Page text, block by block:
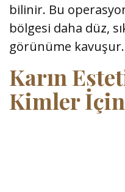
bilinir. Bu
bölgesi daha düz,
görünüme kavuşur.
Karın
Kimler